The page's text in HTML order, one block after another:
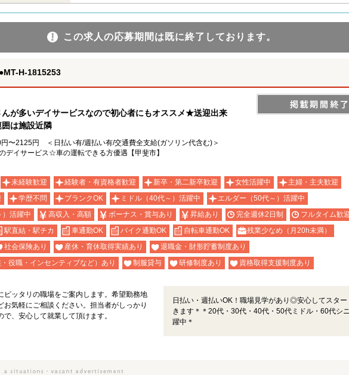
この求人の応募期間は既に終了しております。
H-1815253
んが多いデイサービスなので初心者にもオススメ★送迎出来
は施設近隣
〜2125円 ＜日払い有/週払い有/交通費全支給(ガソリン代含む)＞
デイサービス☆車の運転できる方優遇【甲斐市】
未経験歓迎 経験者・有資格者歓迎 新卒・第二新卒歓迎 女性活躍中
主婦・主夫歓迎
学歴不問 ブランクOK ミドル（40代～）活躍中
エルダー（50代～）活躍中
）活躍中
高収入・高額 ボーナス・賞与あり 昇給あり 完全週休2日制
フルタイム歓
駅直結・駅チカ 車通勤OK バイク通勤OK 自転車通勤OK
残業少なめ（月20h未満）
社会保険あり 産休・育休取得実績あり
退職金・財形貯蓄制度あり
役職・インセンティブなど）あり
制服貸与 研修制度あり 資格取得支援制度あり
ピッタリの職場をご案内します。希望勤務地
お気軽にご相談ください。担当者がしっかり
で、安心して就業して頂けます。
日払い・週払いOK！職場見学があり◎安心してスター
きます＊＊20代・30代・40代・50代ミドル・60代シ
躍中＊